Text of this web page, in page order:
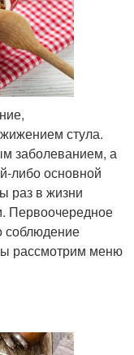
стула.
заболеванием, а
либо основной
раз в жизни
Первоочередное
соблюдение
рассмотрим меню